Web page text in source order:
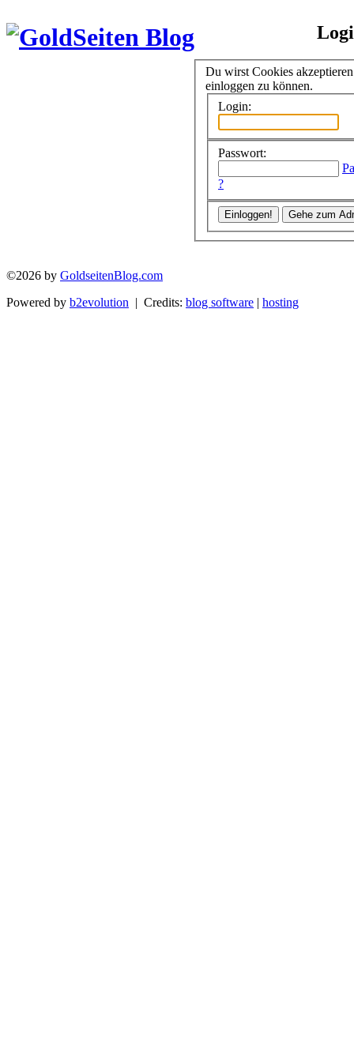
Du wirst Cookies
einloggen zu können.
Login:
Passwort:
?
©2026 by GoldseitenBlog.com
Powered by b2evolution | Credits: blog software | hosting